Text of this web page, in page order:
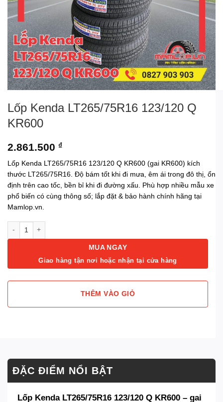
Lốp Kenda LT265/75R16 123/120 Q
KR600
2.861.500 ₫
Lốp Kenda LT265/75R16 123/120 Q KR600 (gai KR600) kích
thước LT265/75R16. Độ bám tốt khi đi mưa, êm ái trong đô thị, ổn
định trên cao tốc, bền bỉ khi đi đường xấu. Phù hợp nhiều mẫu xe
phổ biến có cùng thông số; lắp đặt & bảo hành chính hãng tại
Mamlop.vn.
MUA NGAY
Giao hàng tận nơi hoặc nhận tại cửa hàng
THÊM VÀO GIỎ
ĐẶC ĐIỂM NỔI BẬT
Lốp Kenda LT265/75R16 123/120 Q KR600 – gai